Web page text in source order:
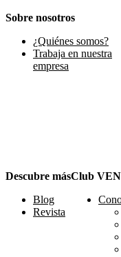
Sobre nosotros
¿Quiénes somos?
Trabaja en nuestra
empresa
Descubre más
Blog
Revista
Club